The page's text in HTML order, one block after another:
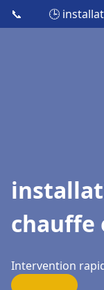
📞 🕒
chauffe
Intervention